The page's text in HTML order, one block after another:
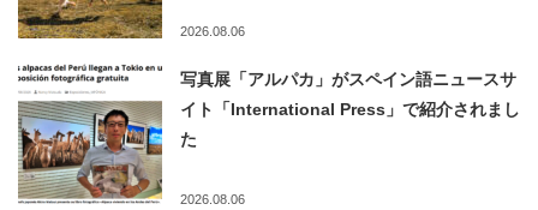
2026.08.06
写真展「アルパカ」がスペイン語ニュースサ
イト「International Press」で紹介されまし
た
2026.08.06